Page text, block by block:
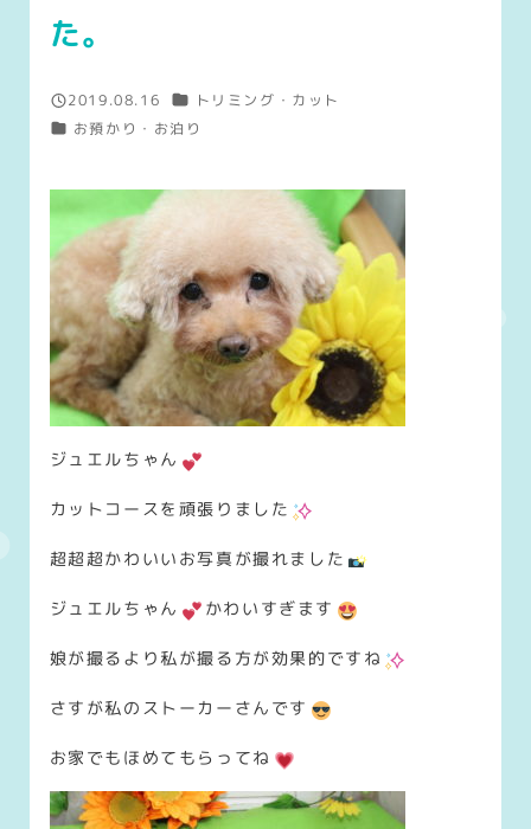
た。
投稿日
2019.08.16 カテゴリー
トリミング・カット
カテゴリー
お預かり・お泊り
ジュエルちゃん
カットコースを頑張りました
超超超かわいいお写真が撮れました
ジュエルちゃん かわいすぎます
娘が撮るより私が撮る方が効果的ですね
さすが私のストーカーさんです
お家でもほめてもらってね